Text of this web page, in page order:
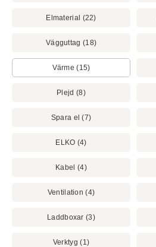
Elmaterial (22)
Vägguttag (18)
Värme (15)
Plejd (8)
Spara el (7)
ELKO (4)
Kabel (4)
Ventilation (4)
Laddboxar (3)
Verktyg (1)